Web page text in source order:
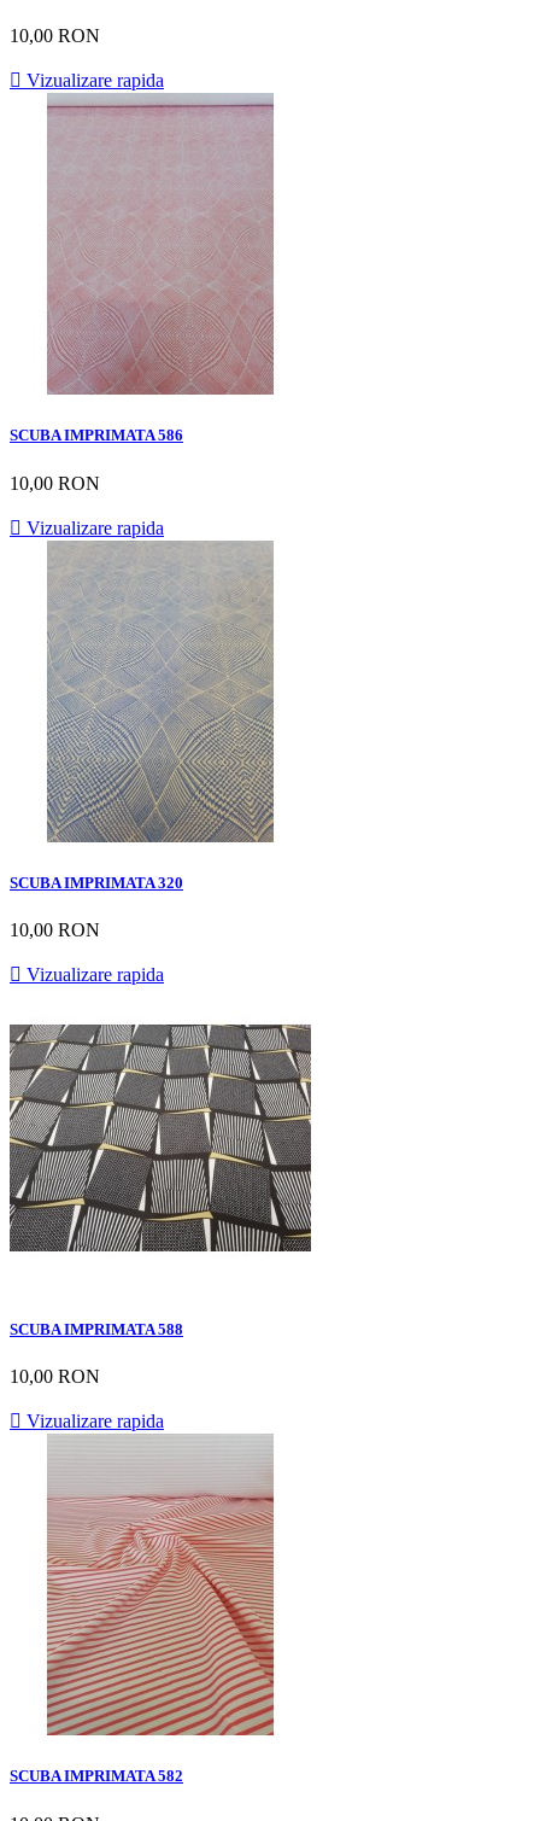
10,00 RON
 Vizualizare rapida
SCUBA IMPRIMATA 586
10,00 RON
 Vizualizare rapida
SCUBA IMPRIMATA 320
10,00 RON
 Vizualizare rapida
SCUBA IMPRIMATA 588
10,00 RON
 Vizualizare rapida
SCUBA IMPRIMATA 582